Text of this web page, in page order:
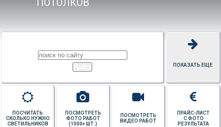
ПОКАЗАТЬ ЕЩЕ
ПРАЙС-ЛИСТ
С ФОТО
РЕЗУЛЬТАТА
ПОСМОТРЕТЬ
ВИДЕО РАБОТ
ПОСМОТРЕТЬ
ФОТО РАБОТ
(1000+ ШТ.)
ПОСЧИТАТЬ
СКОЛЬКО НУЖНО
СВЕТИЛЬНИКОВ